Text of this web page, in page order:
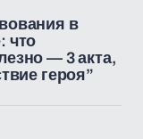
в
что
— 3 акта,
героя”